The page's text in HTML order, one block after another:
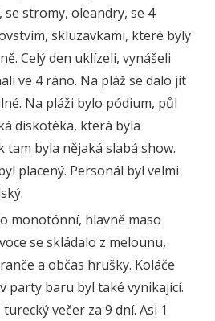
stromy, oleandry, se 4
skluzavkami, které byly
Celý den uklízeli, vynášeli
ve 4 ráno. Na pláž se dalo jít
Na pláži bylo pódium, půl
diskotéka, která byla
tam byla nějaká slabá show.
placený. Personál byl velmi
monotónní, hlavně maso
se skládalo z melounu,
a občas hrušky. Koláče
party baru byl také vynikající.
večer za 9 dní. Asi 1